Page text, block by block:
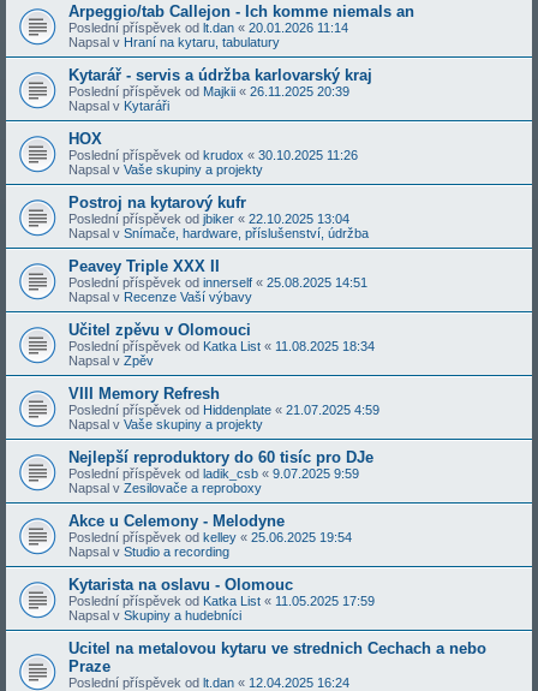
Arpeggio/tab Callejon - Ich komme niemals an
Poslední příspěvek od lt.dan « 20.01.2026 11:14
Napsal v Hraní na kytaru, tabulatury
Kytarář - servis a údržba karlovarský kraj
Poslední příspěvek od Majkii « 26.11.2025 20:39
Napsal v Kytaráři
HOX
Poslední příspěvek od krudox « 30.10.2025 11:26
Napsal v Vaše skupiny a projekty
Postroj na kytarový kufr
Poslední příspěvek od jbiker « 22.10.2025 13:04
Napsal v Snímače, hardware, příslušenství, údržba
Peavey Triple XXX II
Poslední příspěvek od innerself « 25.08.2025 14:51
Napsal v Recenze Vaší výbavy
Učitel zpěvu v Olomouci
Poslední příspěvek od Katka List « 11.08.2025 18:34
Napsal v Zpěv
VIII Memory Refresh
Poslední příspěvek od Hiddenplate « 21.07.2025 4:59
Napsal v Vaše skupiny a projekty
Nejlepší reproduktory do 60 tisíc pro DJe
Poslední příspěvek od ladik_csb « 9.07.2025 9:59
Napsal v Zesilovače a reproboxy
Akce u Celemony - Melodyne
Poslední příspěvek od kelley « 25.06.2025 19:54
Napsal v Studio a recording
Kytarista na oslavu - Olomouc
Poslední příspěvek od Katka List « 11.05.2025 17:59
Napsal v Skupiny a hudebníci
Ucitel na metalovou kytaru ve strednich Cechach a nebo
Praze
Poslední příspěvek od lt.dan « 12.04.2025 16:24